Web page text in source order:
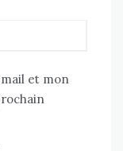
et mon